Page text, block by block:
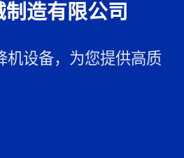
造有限公司
机设备，为您提供高质